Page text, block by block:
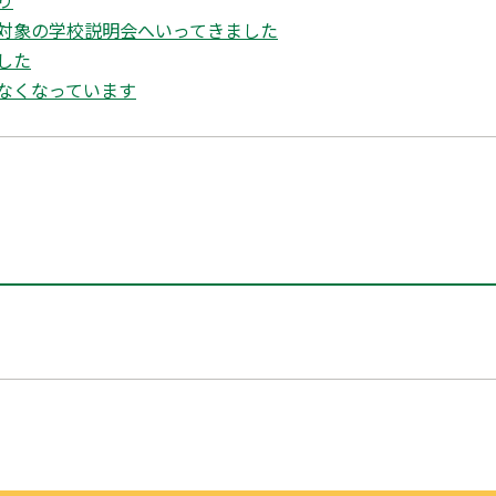
の学校説明会へいってきました
た
くなっています